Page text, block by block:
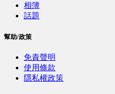
相簿
話題
幫助/政策
免責聲明
使用條款
隱私權政策